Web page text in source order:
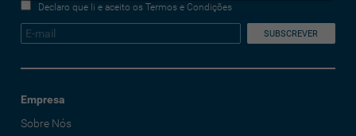
Declaro que li e aceito os Termos e Condições
Empresa
Sobre Nós